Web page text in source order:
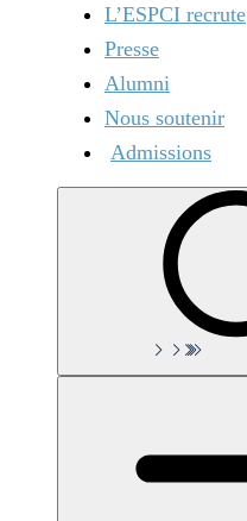
L’ESPCI recrute
Presse
Alumni
Nous soutenir
Admissions